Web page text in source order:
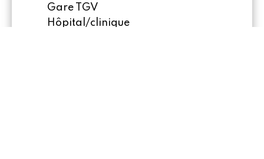
Gare TGV
Hôpital/clinique